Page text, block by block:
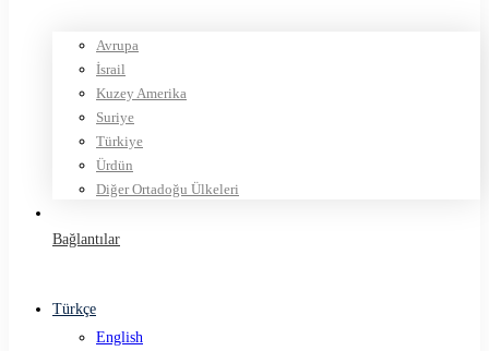
Avrupa
İsrail
Kuzey Amerika
Suriye
Türkiye
Ürdün
Diğer Ortadoğu Ülkeleri
Bağlantılar
Türkçe
English